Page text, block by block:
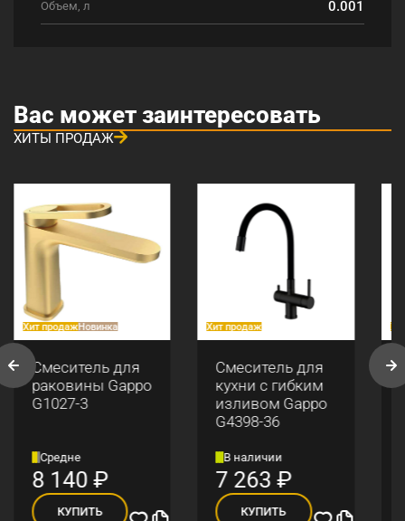
Объем, л 0.001
Вас может заинтересовать
ХИТЫ ПРОДАЖ
Хит продажНовинка
Смеситель для
раковины Gappo
G1027-3
Средне
8 140₽
КУПИТЬ
Хит продаж
Смеситель для
кухни с гибким
изливом Gappo
G4398-36
В наличии
7 263₽
КУПИТЬ